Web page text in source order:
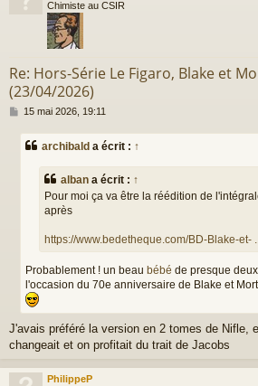
Chimiste au CSIR
Re: Hors-Série Le Figaro, Blake et
(23/04/2026)
M
s
15 mai 2026, 19:11
archibald a écrit : ↑
alban a écrit : ↑
Pour moi ça va être la réédition de
après
https://www.bedetheque.com/BD-Blake-et-
Probablement ! un beau bébé de presque
l'occasion du 70e anniversaire de Blake et
J'avais préféré la version en 2 tomes de Nifle,
changeait et on profitait du trait de Jacobs
PhilippeP